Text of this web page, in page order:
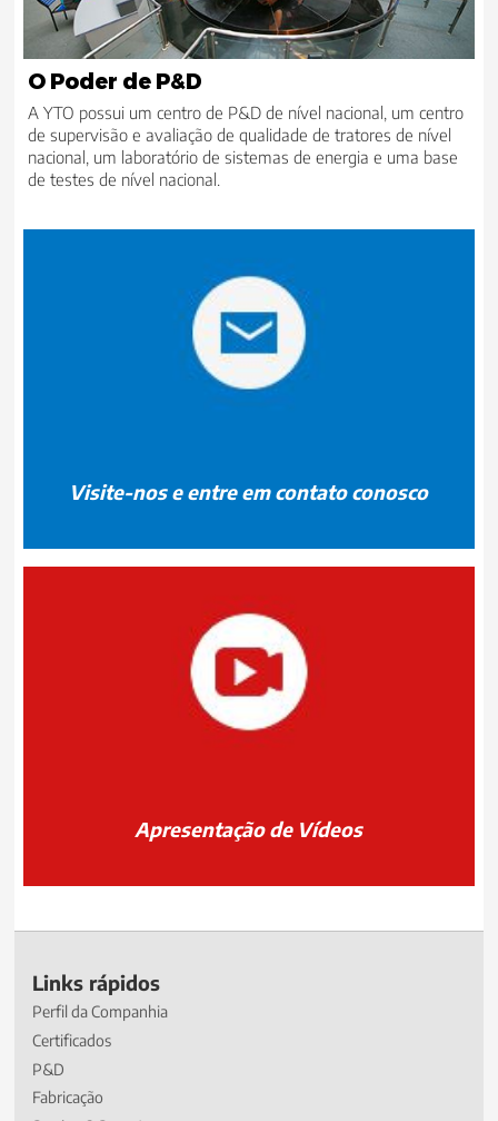
O Poder de P&D
A YTO possui um centro de P&D de nível nacional, um centro
de supervisão e avaliação de qualidade de tratores de nível
nacional, um laboratório de sistemas de energia e uma base
de testes de nível nacional.
Visite-nos e entre em contato conosco
Apresentação de Vídeos
Links rápidos
Perfil da Companhia
Certificados
P&D
Fabricação